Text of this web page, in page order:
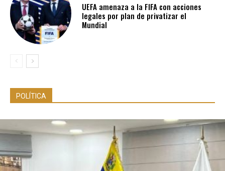
UEFA amenaza a la FIFA con acciones
legales por plan de privatizar el
Mundial
POLÍTICA